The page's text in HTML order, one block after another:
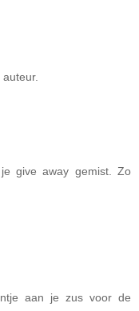
give away gemist. Zo
aan je zus voor de